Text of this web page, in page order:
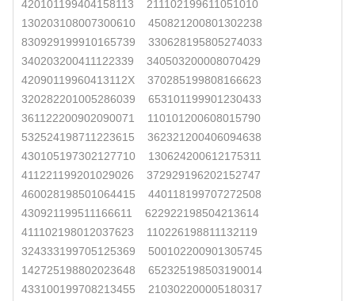
420101199404158113
211102199611051010
130203108007300610
450821200801302238
830929199910165739
330628195805274033
340203200411122339
340503200008070429
42090119960413112X
370285199808166623
320282201005286039
653101199901230433
361122200902090071
110101200608015790
532524198711223615
362321200406094638
430105197302127710
130624200612175311
411221199201029026
372929196202152747
460028198501064415
440118199707272508
430921199511166611
622922198504213614
411102198012037623
110226198811132119
324333199705125369
500102200901305745
142725198802023648
652325198503190014
433100199708213455
210302200005180317